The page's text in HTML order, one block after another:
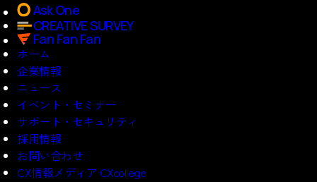
Ask One
CREATIVE SURVEY
Fan Fan Fan
ホーム
企業情報
ニュース
イベント・セミナー
サポート・セキュリティ
採用情報
お問い合わせ
CX情報メディア CXcollege